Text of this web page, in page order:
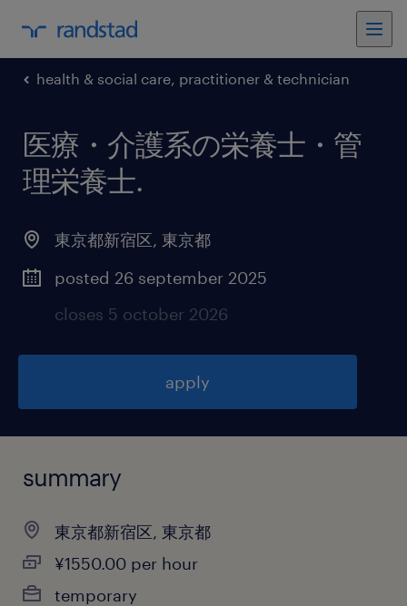
health & social care, practitioner & technician
医療・介護系の栄養士・管
理栄養士.
東京都新宿区, 東京都
posted 26 september 2025
closes 5 october 2026
apply
summary
東京都新宿区, 東京都
¥1550.00 per hour
temporary